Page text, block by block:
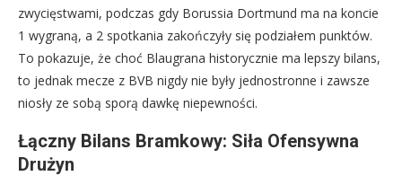
zwycięstwami, podczas gdy Borussia Dortmund ma na koncie
1 wygraną, a 2 spotkania zakończyły się podziałem punktów.
To pokazuje, że choć Blaugrana historycznie ma lepszy bilans,
to jednak mecze z BVB nigdy nie były jednostronne i zawsze
niosły ze sobą sporą dawkę niepewności.
Łączny Bilans Bramkowy: Siła Ofensywna
Drużyn